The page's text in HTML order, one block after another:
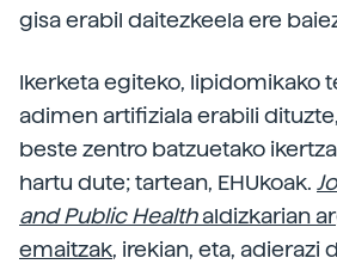
gisa erabil daitezkeela ere
Ikerketa egiteko, lipidomikako
adimen artifiziala erabili
beste zentro batzuetako
hartu dute; tartean, EHUkoak.
and Public Healthaldizkarian
emaitzak, irekian, eta, adierazi